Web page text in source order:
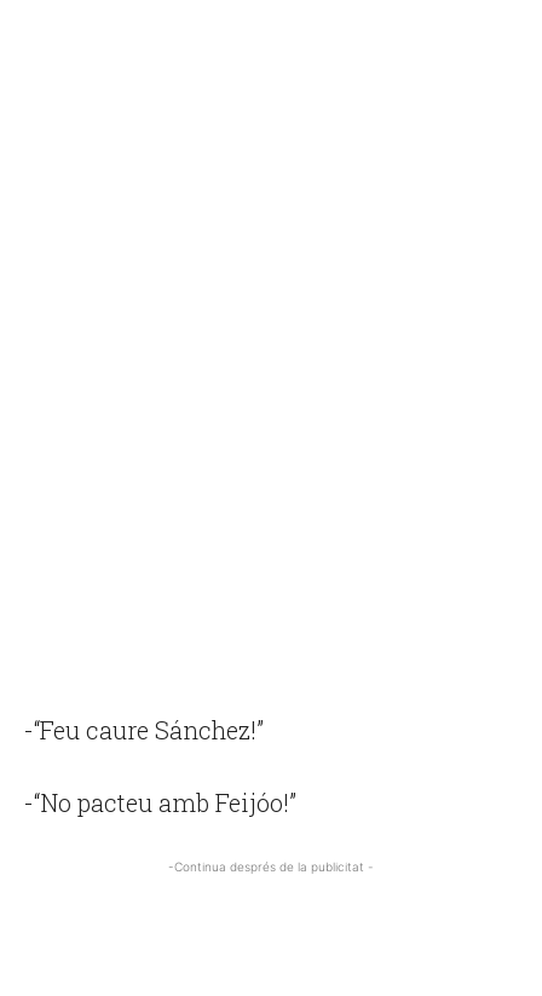
-“Feu caure Sánchez!”
-“No pacteu amb Feijóo!”
-Continua després de la publicitat -